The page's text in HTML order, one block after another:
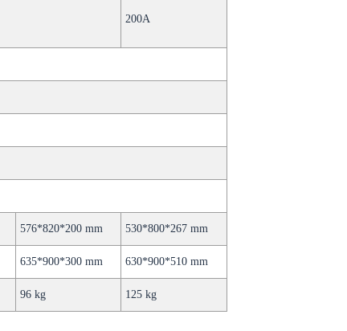
200A
576*820*200 mm 530*800*267 mm
635*900*300 mm 630*900*510 mm
96 kg 125 kg